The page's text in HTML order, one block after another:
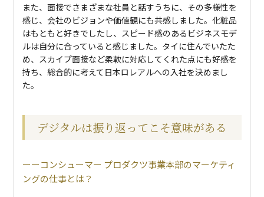
また、面接でさまざまな社員と話すうちに、その多様性を
感じ、会社のビジョンや価値観にも共感しました。化粧品
はもともと好きでしたし、スピード感のあるビジネスモデ
ルは自分に合っていると感じました。タイに住んでいたた
め、スカイプ面接など柔軟に対応してくれた点にも好感を
持ち、総合的に考えて日本ロレアルへの入社を決めまし
た。
デジタルは振り返ってこそ意味がある
コンシューマー プロダクツ事業本部のマーケティ
ングの仕事とは？